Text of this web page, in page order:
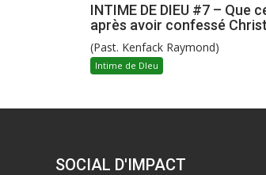
INTIME DE DIEU #7 – Que
après avoir confessé
(Past. Kenfack Raymond)
Intime de DIeu
SOCIAL D'IMPACT